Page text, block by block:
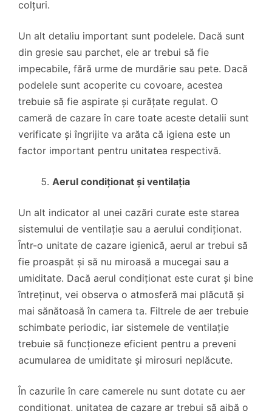
colțuri.
Un alt detaliu important sunt podelele. Dacă sunt
din gresie sau parchet, ele ar trebui să fie
impecabile, fără urme de murdărie sau pete. Dacă
podelele sunt acoperite cu covoare, acestea
trebuie să fie aspirate și curățate regulat. O
cameră de cazare în care toate aceste detalii sunt
verificate și îngrijite va arăta că igiena este un
factor important pentru unitatea respectivă.
Aerul condiționat și ventilația
Un alt indicator al unei cazări curate este starea
sistemului de ventilație sau a aerului condiționat.
Într-o unitate de cazare igienică, aerul ar trebui să
fie proaspăt și să nu miroasă a mucegai sau a
umiditate. Dacă aerul condiționat este curat și bine
întreținut, vei observa o atmosferă mai plăcută și
mai sănătoasă în camera ta. Filtrele de aer trebuie
schimbate periodic, iar sistemele de ventilație
trebuie să funcționeze eficient pentru a preveni
acumularea de umiditate și mirosuri neplăcute.
În cazurile în care camerele nu sunt dotate cu aer
condiționat, unitatea de cazare ar trebui să aibă o